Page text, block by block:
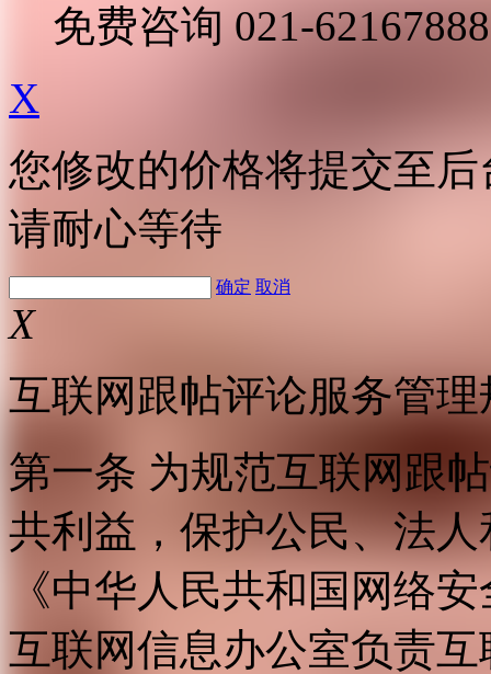
免费咨询 021-62167888
X
您修改的价格将提交至
请耐心等待
确定 取消
X
互联网跟帖评论服务管理
第一条 为规范互联网跟
共利益，保护公民、法
《中华人民共和国网络
互联网信息办公室负责